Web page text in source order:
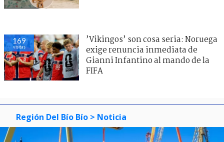
169
visitas
’Vikingos’ son cosa seria: Noruega
exige renuncia inmediata de
Gianni Infantino al mando de la
FIFA
Región Del Bío Bío > Noticia